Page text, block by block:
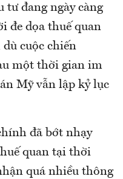
tư đang ngày càng
đe dọa thuế quan
cuộc chiến
một thời gian im
Mỹ vẫn lập kỷ lục
đã bớt nhạy
quan tại thời
quá nhiều thông